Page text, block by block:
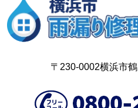
〒230-0002横浜市